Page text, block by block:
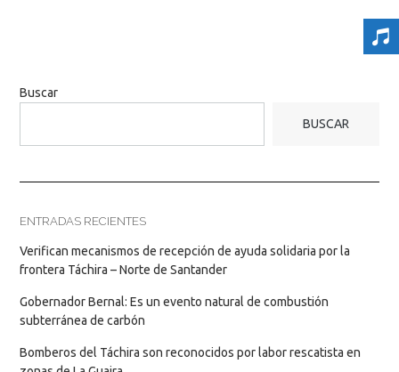
Buscar
BUSCAR
ENTRADAS RECIENTES
Verifican mecanismos de recepción de ayuda solidaria por la
frontera Táchira – Norte de Santander
Gobernador Bernal: Es un evento natural de combustión
subterránea de carbón
Bomberos del Táchira son reconocidos por labor rescatista en